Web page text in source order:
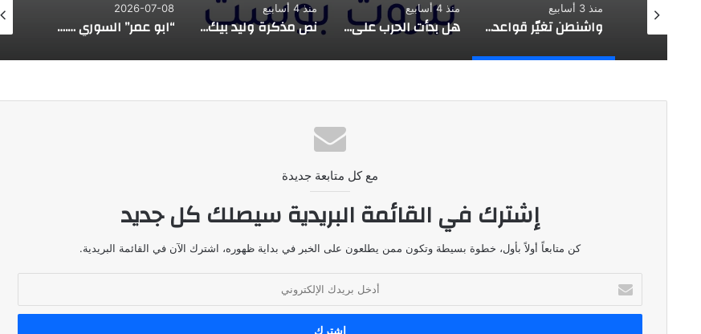
منذ 3 أسابيع
واشنطن تغيّر قواعد اللعبة …. لماذا استهداف السواحل الإيرانية الآن؟
منذ 4 أسابيع
هل بدأت الحرب على وليد جنبلاط؟
منذ 4 أسابيع
نص مذكرة وليد بيك للمجلس المذهبي الدرزي
2026-07-08
“ابو عمر” السوري …. هذه المرة
07
مع كل متابعة جديدة
إشترك في القائمة البريدية سيصلك كل جديد
كن متابعاً أولاً بأول، خطوة بسيطة وتكون ممن يطلعون على الخبر في بداية ظهوره، اشترك الآن في القائمة البريدية.
بريدك
الإلكتروني